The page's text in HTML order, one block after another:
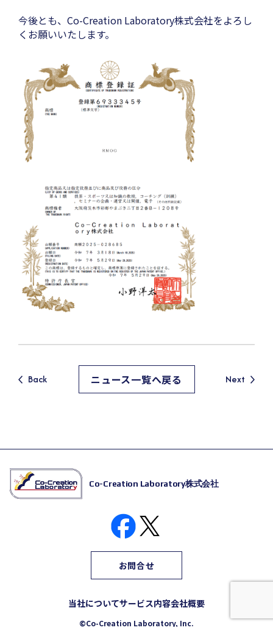
今後とも、Co-Creation Laboratory株式会社をよろし
くお願いいたします。
Back ニュース一覧へ戻る Next
Co-Creation Laboratory株式会社
お問合せ
当社についてサービス内容会社概要
©Co-Creation Laboratory, Inc.